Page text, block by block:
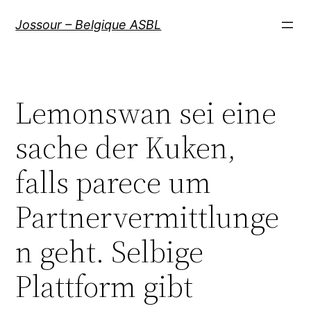
Jossour – Belgique ASBL
Lemonswan sei eine
sache der Kuken,
falls parece um
Partnervermittlunge
n geht. Selbige
Plattform gibt